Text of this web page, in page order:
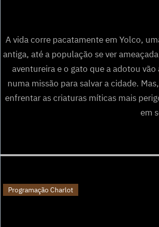
A vida corre pacatamente em Yolco,
antiga, até a população se ver
aventureira e o gato que a adotou
numa missão para salvar a cidade.
enfrentar as criaturas míticas mais
em
Programação Charlot